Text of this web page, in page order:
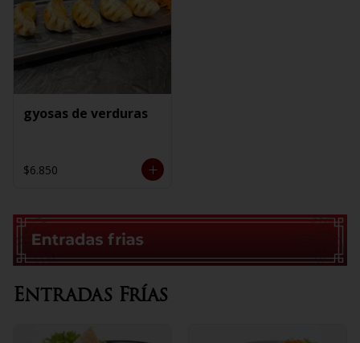
gyosas de verduras
$6.850
Entradas Frías